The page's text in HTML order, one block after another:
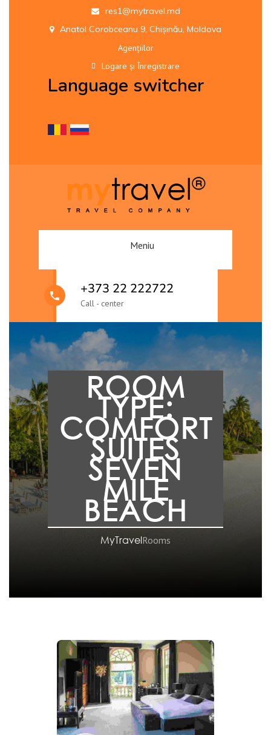
res1@mytravel.md
Anatol Corobceanu 9, Chișinău, Moldova
Agențiilor
Logare și Înregistrare
Language switcher
Meniu
+373 22 222722
Call - center
ROOM
TYPE:
COMFORT
SUITES
SEVEN
MILE
BEACH
MyTravelRooms